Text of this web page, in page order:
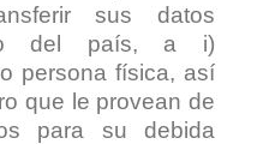
sus datos
del país, a i)
persona física, así
que le provean de
para su debida